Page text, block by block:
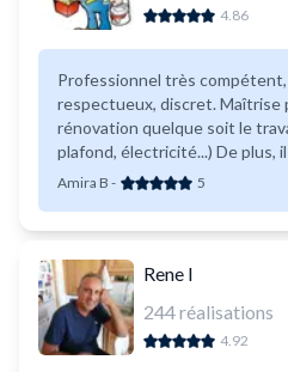
4.86
Professionnel très compétent, consciencieux,
respectueux, discret. Maîtrise parfaitement la
rénovation quelque soit le
plafond, électricité...) De plus,
client , donne des conseils judicieux.
Amira B - 5
Rene I
244réalisations
4.92